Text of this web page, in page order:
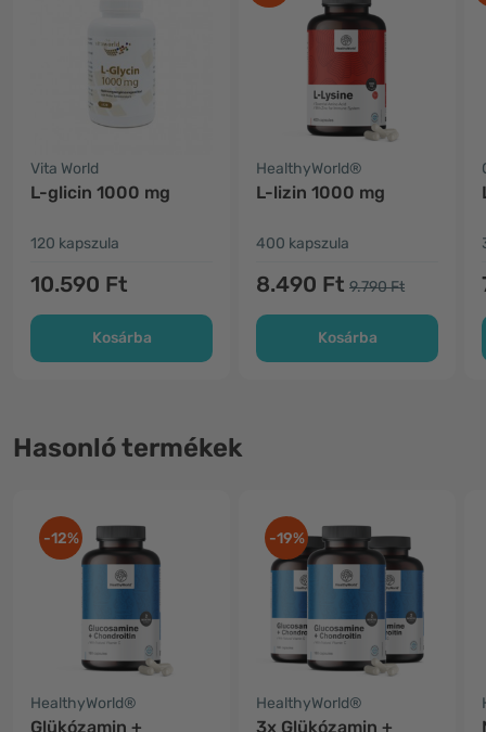
Vita World
L-glicin 1000 mg
120 kapszula
10.590 Ft
Kosárba
HealthyWorld®
L-lizin 1000 mg
400 kapszula
8.490 Ft 9.790 Ft
Kosárba
Hasonló termékek
-12%
HealthyWorld®
Glükózamin +
-19%
HealthyWorld®
3x Glükózamin +